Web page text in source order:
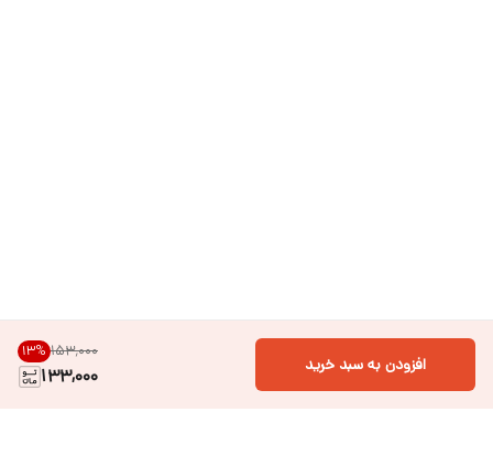
۱۵۳٬۰۰۰ 13%
133,000 افزودن به سبد خرید